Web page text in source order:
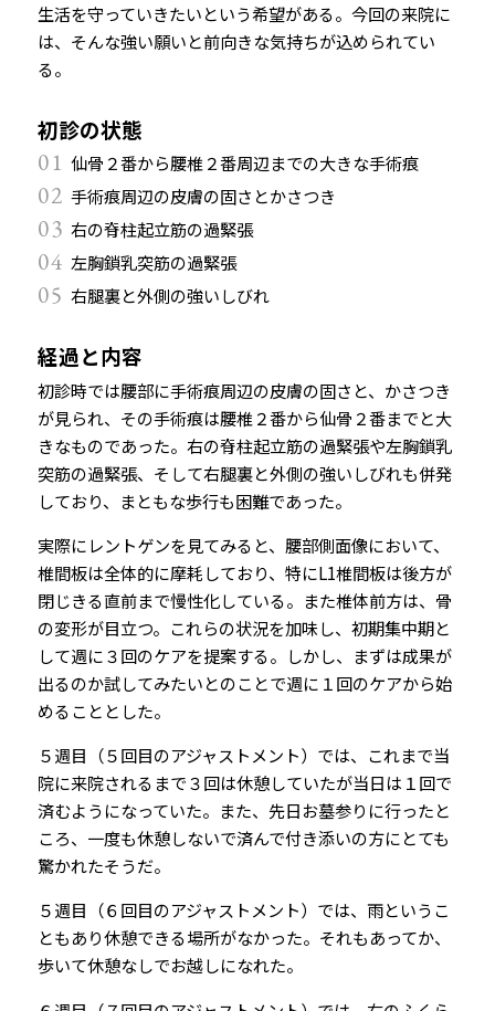
生活を守っていきたいという希望がある。今回の来院に
は、そんな強い願いと前向きな気持ちが込められてい
る。
初診の状態
01 仙骨２番から腰椎２番周辺までの大きな手術痕
02 手術痕周辺の皮膚の固さとかさつき
03 右の脊柱起立筋の過緊張
04 左胸鎖乳突筋の過緊張
05 右腿裏と外側の強いしびれ
経過と内容
初診時では腰部に手術痕周辺の皮膚の固さと、かさつき
が見られ、その手術痕は腰椎２番から仙骨２番までと大
きなものであった。右の脊柱起立筋の過緊張や左胸鎖乳
突筋の過緊張、そして右腿裏と外側の強いしびれも併発
しており、まともな歩行も困難であった。
実際にレントゲンを見てみると、腰部側面像において、
椎間板は全体的に摩耗しており、特にL1椎間板は後方が
閉じきる直前まで慢性化している。また椎体前方は、骨
の変形が目立つ。これらの状況を加味し、初期集中期と
して週に３回のケアを提案する。しかし、まずは成果が
出るのか試してみたいとのことで週に１回のケアから始
めることとした。
５週目（５回目のアジャストメント）では、これまで当
院に来院されるまで３回は休憩していたが当日は１回で
済むようになっていた。また、先日お墓参りに行ったと
ころ、一度も休憩しないで済んで付き添いの方にとても
驚かれたそうだ。
５週目（６回目のアジャストメント）では、雨というこ
ともあり休憩できる場所がなかった。それもあってか、
歩いて休憩なしでお越しになれた。